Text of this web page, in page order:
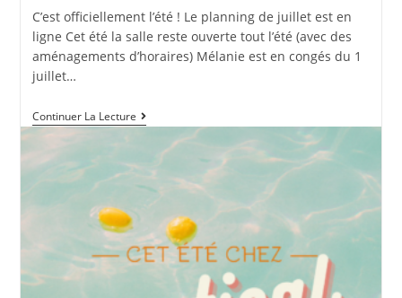
la
publication :
C’est officiellement l’été ! Le planning de juillet est en
ligne Cet été la salle reste ouverte tout l’été (avec des
aménagements d’horaires) Mélanie est en congés du 1
juillet…
Continuer La LectureCet
Été
Vertical
Fit
Angoulême